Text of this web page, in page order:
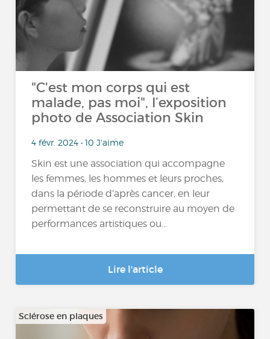
"C'est mon corps qui est
malade, pas moi", l’exposition
photo de Association Skin
4 févr. 2024 • 10 J'aime
Skin est une association qui accompagne
les femmes, les hommes et leurs proches,
dans la période d’après cancer, en leur
permettant de se reconstruire au moyen de
performances artistiques ou...
Lire l'article
Sclérose en plaques